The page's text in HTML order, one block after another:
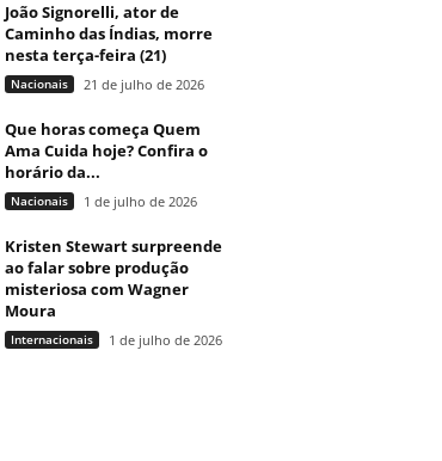
João Signorelli, ator de
Caminho das Índias, morre
nesta terça-feira (21)
Nacionais 21 de julho de 2026
Que horas começa Quem
Ama Cuida hoje? Confira o
horário da...
Nacionais 1 de julho de 2026
Kristen Stewart surpreende
ao falar sobre produção
misteriosa com Wagner
Moura
Internacionais 1 de julho de 2026